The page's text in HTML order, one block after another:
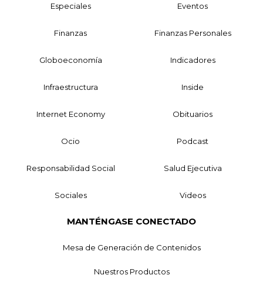
Especiales Eventos
Finanzas Finanzas Personales
Globoeconomía Indicadores
Infraestructura Inside
Internet Economy Obituarios
Ocio Podcast
Responsabilidad Social Salud Ejecutiva
Sociales Videos
MANTÉNGASE CONECTADO
Mesa de Generación de Contenidos
Nuestros Productos